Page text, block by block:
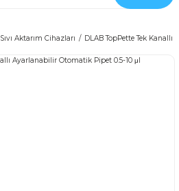
Sıvı Aktarım Cihazları DLAB TopPette Tek